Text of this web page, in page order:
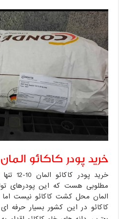
خرید پودر کاکائو المان
خرید
مطلوبی هست که این پودرهای
المان محل کشت کاکائو نیست اما
کاکائو در این کشور بسیار حرفه